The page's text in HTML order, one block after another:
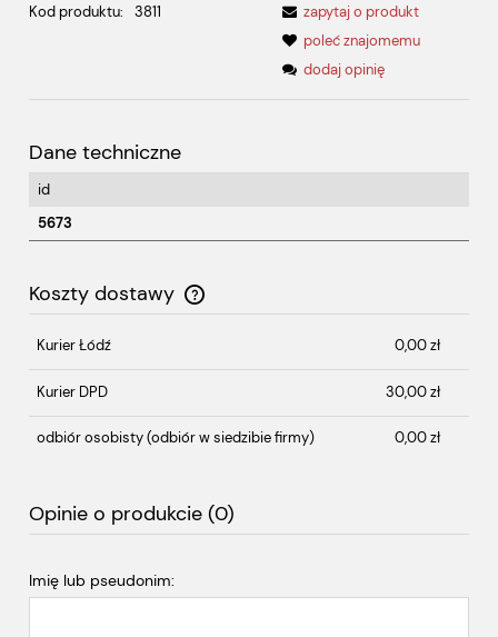
Kod produktu: 3811
zapytaj o produkt
poleć znajomemu
dodaj opinię
Dane techniczne
id
5673
Koszty dostawy
Cena nie zawiera ewentualnych kosztów płatności
Kurier Łódź 0,00 zł
Kurier DPD 30,00 zł
odbiór osobisty(odbiór w siedzibie firmy) 0,00 zł
Opinie o produkcie (0)
Imię lub pseudonim: